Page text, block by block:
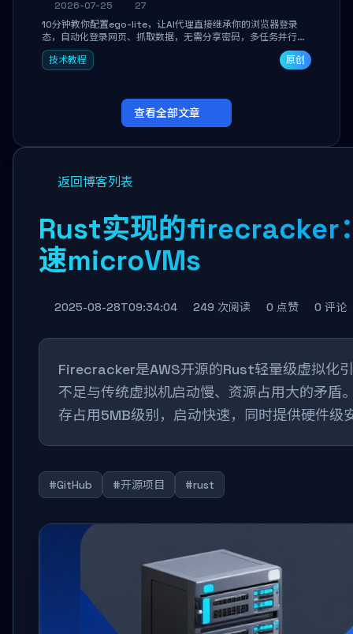
2026-07-25
27
10分钟教你配置ego-lite，让AI代理直接继承你的浏览器登录
态，自动化登录网页、抓取数据，无需分享密码，多任务并行不
干扰日常使用。
技术教程
原创
查看全部文章
返回博客列表
Rust实现的firecracker
速microVMs
2025-08-28T09:34:04 249 次阅读 0 点赞 0 评论
Firecracker是AWS开源的Rust轻量级虚拟化
不足与传统虚拟机启动慢、资源占用大的矛
存占用5MB级别，启动快速，同时提供硬件级
#GitHub #开源项目 #rust